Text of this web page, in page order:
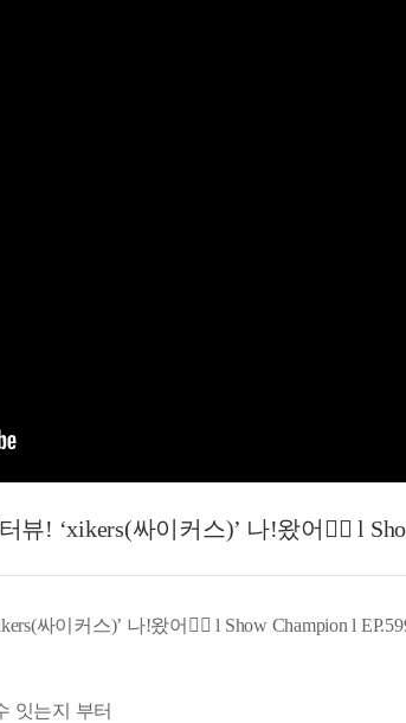
! ‘xikers(싸이커스)’ 나!왔어✋🏻 l
싸이커스)’ 나!왔어✋🏻 l Show Champion l
잇는지 부터